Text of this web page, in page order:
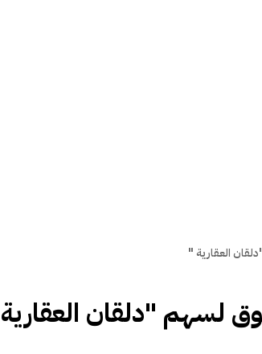
العقارية "
لسهم "دلقان